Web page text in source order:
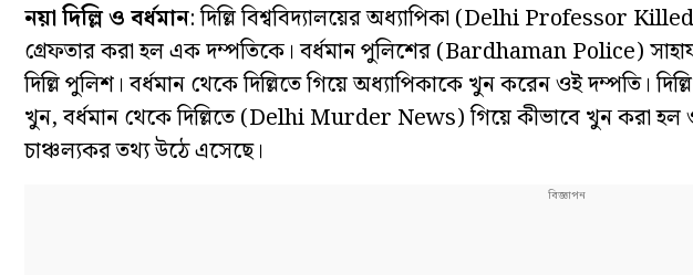
নয়া দিল্লি ও বর্ধমান: দিল্লি বিশ্ববিদ্যালয়ের অধ্যাপিকা (Delhi Professor
গ্রেফতার করা হল এক দম্পতিকে। বর্ধমান পুলিশের (Bardhaman Police)
দিল্লি পুলিশ। বর্ধমান থেকে দিল্লিতে গিয়ে অধ্যাপিকাকে খুন করেন ওই দম্পতি।
খুন, বর্ধমান থেকে দিল্লিতে (Delhi Murder News) গিয়ে কীভাবে খুন করা হল
চাঞ্চল্যকর তথ্য উঠে এসেছে।